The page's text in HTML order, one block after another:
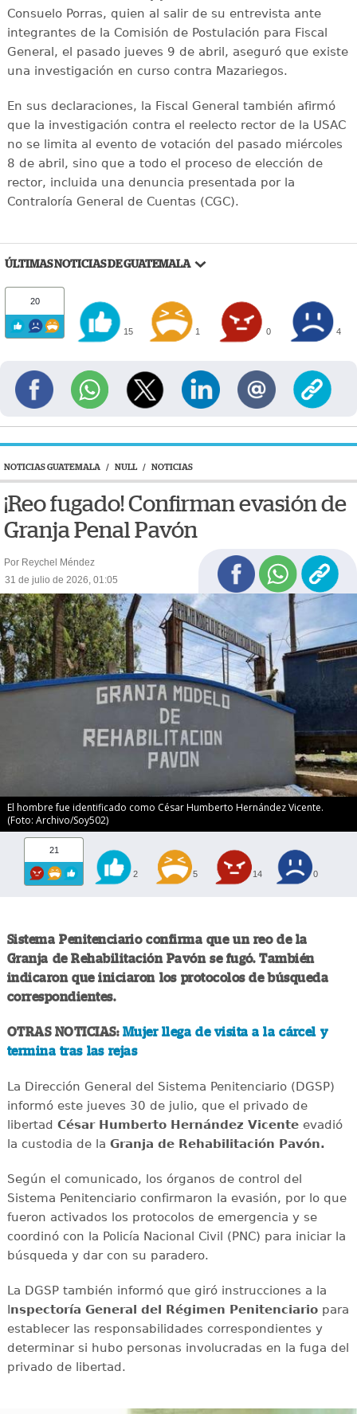
Consuelo Porras, quien al salir de su entrevista ante
integrantes de la Comisión de Postulación para Fiscal
General, el pasado jueves 9 de abril, aseguró que existe
una investigación en curso contra Mazariegos.
En sus declaraciones, la Fiscal General también afirmó
que la investigación contra el reelecto rector de la USAC
no se limita al evento de votación del pasado miércoles
8 de abril, sino que a todo el proceso de elección de
rector, incluida una denuncia presentada por la
Contraloría General de Cuentas (CGC).
ÚLTIMAS NOTICIAS DE GUATEMALA
20
15 1 0 4
NOTICIAS GUATEMALA / NULL / NOTICIAS
¡Reo fugado! Confirman evasión de
Granja Penal Pavón
Por Reychel Méndez
31 de julio de 2026, 01:05
El hombre fue identificado como César Humberto Hernández Vicente.
(Foto: Archivo/Soy502)
21
2 5 14 0
Sistema Penitenciario confirma que un reo de la
Granja de Rehabilitación Pavón se fugó. También
indicaron que iniciaron los protocolos de búsqueda
correspondientes.
OTRAS NOTICIAS: Mujer llega de visita a la cárcel y
termina tras las rejas
La Dirección General del Sistema Penitenciario (DGSP)
informó este jueves 30 de julio, que el privado de
libertad César Humberto Hernández Vicenteevadió
la custodia de la Granja de Rehabilitación Pavón.
Según el comunicado, los órganos de control del
Sistema Penitenciario confirmaron la evasión, por lo que
fueron activados los protocolos de emergencia y se
coordinó con la Policía Nacional Civil (PNC) para iniciar la
búsqueda y dar con su paradero.
La DGSP también informó que giró instrucciones a la
Inspectoría General del Régimen Penitenciariopara
establecer las responsabilidades correspondientes y
determinar si hubo personas involucradas en la fuga del
privado de libertad.